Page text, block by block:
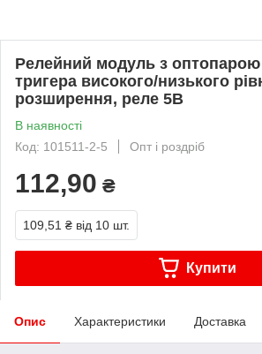
Релейний модуль з оптопарою
тригера високого/низького
розширення, реле 5В
В наявності
Код: 101511-2-5
Опт і роздріб
112,90 ₴
109,51 ₴ від 10 шт.
Купити
Опис Характеристики Доставка